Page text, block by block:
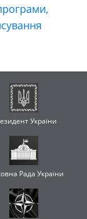
України
Рада України